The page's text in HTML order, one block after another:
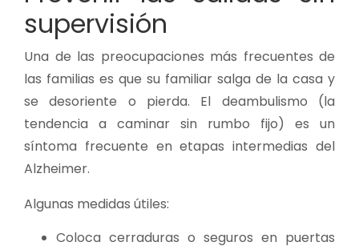
supervisión
Una de las preocupaciones más frecuentes de
las familias es que su familiar salga de la casa y
se desoriente o pierda. El deambulismo (la
tendencia a caminar sin rumbo fijo) es un
síntoma frecuente en etapas intermedias del
Alzheimer.
Algunas medidas útiles:
Coloca cerraduras o seguros en puertas